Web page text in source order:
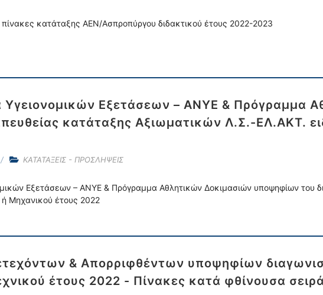
πίνακες κατάταξης ΑΕΝ/Ασπροπύργου διδακτικού έτους 2022-2023
Υγειονομικών Εξετάσεων – ΑΝΥΕ & Πρόγραμμα
κατάταξης Αξιωματικών Λ.Σ.-ΕΛ.ΑΚΤ.
ΚΑΤΑΤΑΞΕΙΣ - ΠΡΟΣΛΗΨΕΙΣ
Εξετάσεων – ΑΝΥΕ & Πρόγραμμα Αθλητικών Δοκιμασιών υποψηφίων του
ή Μηχανικού έτους 2022
& Απορριφθέντων υποψηφίων
έτους 2022 - Πίνακες κατά φθίνουσα